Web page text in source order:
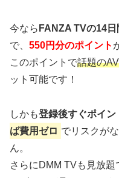
今なら FANZA TVの14
で、 550円分のポイント
このポイントで話題の
ット可能です！
しかも登録後すぐポイン
ば費用ゼロ でリスクが
ん。
さらにDMM TVも見放